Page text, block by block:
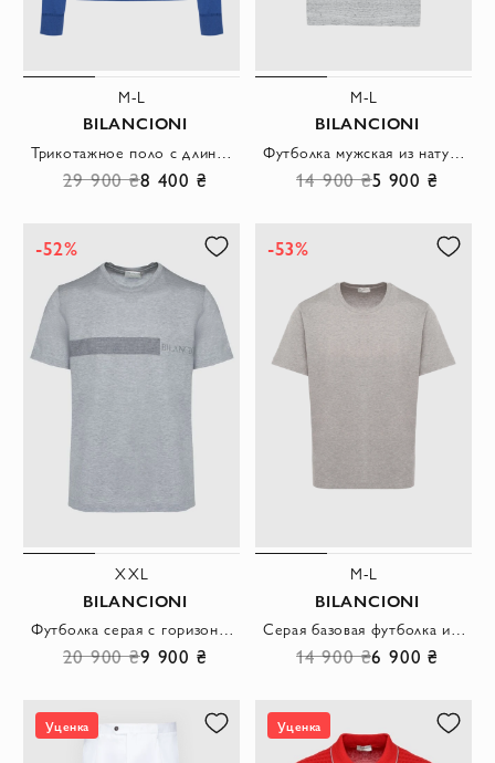
M-L
BILANCIONI
Трикотажное поло с длинным рукавом из хлопка с шёлком
29 900 ₴8 400 ₴
M-L
BILANCIONI
Футболка мужская из натурального льна с меланжевым узором
14 900 ₴5 900 ₴
-52%
XXL
BILANCIONI
Футболка серая с горизонтальной вставкой и логотипом на груди мужская
20 900 ₴9 900 ₴
-53%
M-L
BILANCIONI
Серая базовая футболка из мягкого трикотажа с круглым вырезом
14 900 ₴6 900 ₴
Уценка Уценка